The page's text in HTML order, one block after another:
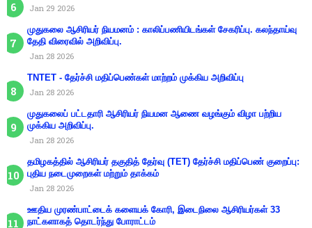
Jan 29 2026
முதுகலை ஆசிரியர் நியமனம் : காலிப்பணியிடங்கள் சேகரிப்பு. கலந்தாய்வு
தேதி விரைவில் அறிவிப்பு.
Jan 28 2026
TNTET - தேர்ச்சி மதிப்பெண்கள் மாற்றம் முக்கிய அறிவிப்பு
Jan 28 2026
முதுகலைப் பட்டதாரி ஆசிரியர் நியமன ஆணை வழங்கும் விழா பற்றிய
முக்கிய அறிவிப்பு.
Jan 28 2026
தமிழகத்தில் ஆசிரியர் தகுதித் தேர்வு (TET) தேர்ச்சி மதிப்பெண் குறைப்பு:
புதிய நடைமுறைகள் மற்றும் தாக்கம்
Jan 28 2026
ஊதிய முரண்பாட்டைக் களையக் கோரி, இடைநிலை ஆசிரியர்கள் 33
நாட்களாகத் தொடர்ந்து போராட்டம்